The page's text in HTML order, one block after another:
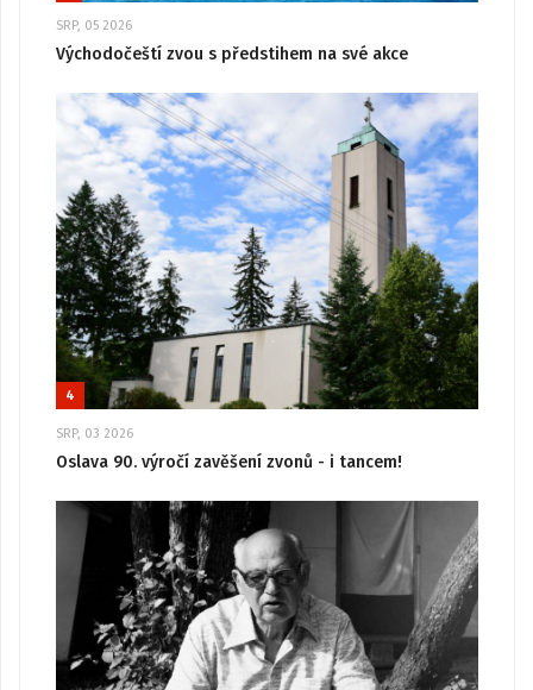
SRP, 05 2026
Východočeští zvou s předstihem na své akce
4
SRP, 03 2026
Oslava 90. výročí zavěšení zvonů - i tancem!